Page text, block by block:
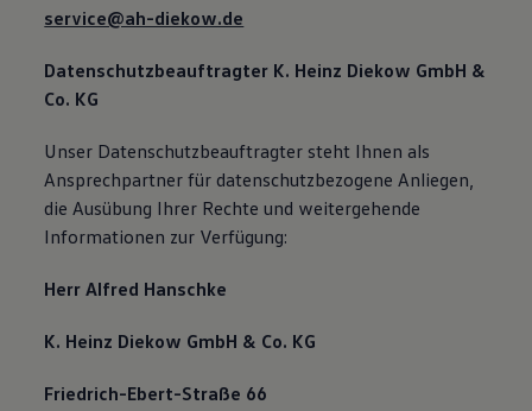
service@ah-diekow.de
Datenschutzbeauftragter K. Heinz Diekow GmbH &
Co. KG
Unser Datenschutzbeauftragter steht Ihnen als
Ansprechpartner für datenschutzbezogene Anliegen,
die Ausübung Ihrer Rechte und weitergehende
Informationen zur Verfügung:
Herr Alfred Hanschke
K. Heinz Diekow GmbH & Co. KG
Friedrich-Ebert-Straße 66